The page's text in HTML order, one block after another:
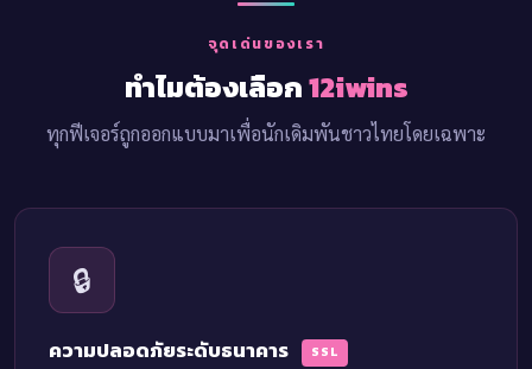
จุดเด่นของเรา
ทำไมต้องเลือก12iwins
ทุกฟีเจอร์ถูกออกแบบมาเพื่อนักเดิมพันชาวไทยโดยเฉพาะ
🔒
ความปลอดภัยระดับธนาคาร SSL